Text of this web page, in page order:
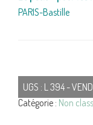
PARIS-Bastille
UGS : L 394 -
Catégorie : Non